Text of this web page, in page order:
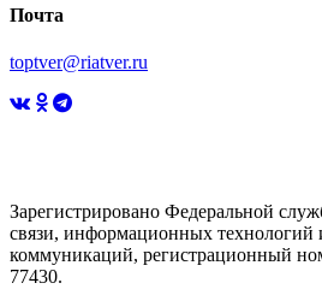
Почта
toptver@riatver.ru
Зарегистрировано Федеральной
связи, информационных технологий
коммуникаций, регистрационный
77430.